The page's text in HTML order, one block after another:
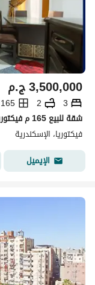
ج.م3,500,000
3
2
165 متر مربع
شقة للبيع 165 م فيكتوريا ( شارع محمد حلمي )
فيكتوريا، الإسكندرية
الإيميل